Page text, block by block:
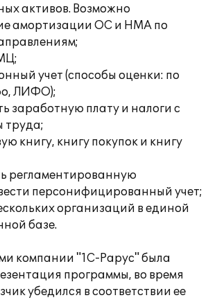
активов. Возможно
амортизации ОС и НМА по
учет (способы оценки: по
ЛИФО);
заработную плату и налоги с
труда;
книгу, книгу покупок и книгу
регламентированную
персонифицированный учет;
организаций в единой
базе.
компании "1С-Рарус" была
программы, во время
убедился в соответствии ее